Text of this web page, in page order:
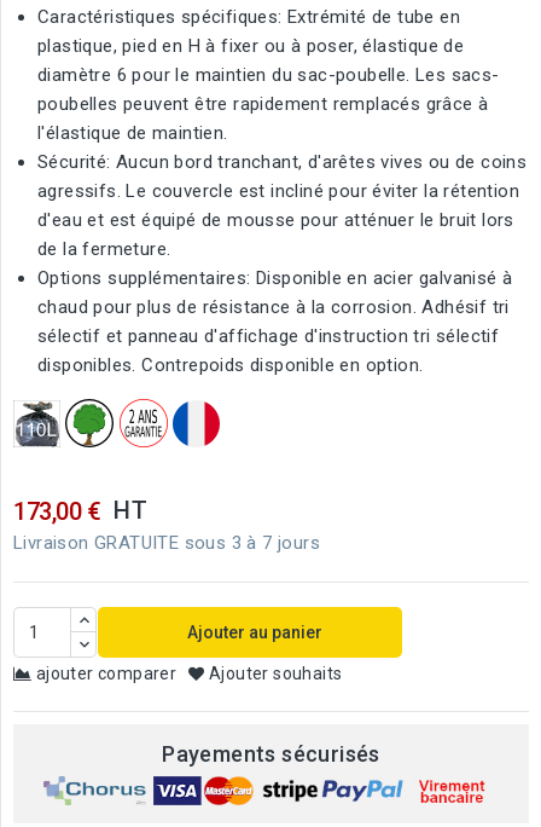
Caractéristiques spécifiques: Extrémité de tube en
plastique, pied en H à fixer ou à poser, élastique de
diamètre 6 pour le maintien du sac-poubelle. Les sacs-
poubelles peuvent être rapidement remplacés grâce à
l'élastique de maintien.
Sécurité: Aucun bord tranchant, d'arêtes vives ou de coins
agressifs. Le couvercle est incliné pour éviter la rétention
d'eau et est équipé de mousse pour atténuer le bruit lors
de la fermeture.
Options supplémentaires: Disponible en acier galvanisé à
chaud pour plus de résistance à la corrosion. Adhésif tri
sélectif et panneau d'affichage d'instruction tri sélectif
disponibles. Contrepoids disponible en option.
173,00 € HT
Livraison GRATUITE sous 3 à 7 jours
Ajouter au panier
ajouter comparer Ajouter souhaits
Payements sécurisés